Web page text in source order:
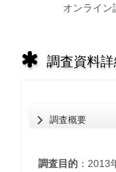
オンライン
調査資料
調査概要
調査目的 ：